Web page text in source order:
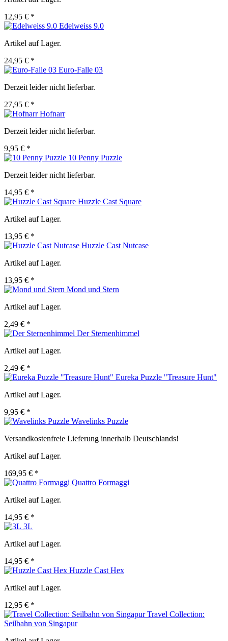
12,95 € *
Edelweiss 9.0
Artikel auf Lager.
24,95 € *
Euro-Falle 03
Derzeit leider nicht lieferbar.
27,95 € *
Hofnarr
Derzeit leider nicht lieferbar.
9,95 € *
10 Penny Puzzle
Derzeit leider nicht lieferbar.
14,95 € *
Huzzle Cast Square
Artikel auf Lager.
13,95 € *
Huzzle Cast Nutcase
Artikel auf Lager.
13,95 € *
Mond und Stern
Artikel auf Lager.
2,49 € *
Der Sternenhimmel
Artikel auf Lager.
2,49 € *
Eureka Puzzle "Treasure Hunt"
Artikel auf Lager.
9,95 € *
Wavelinks Puzzle
Versandkostenfreie Lieferung innerhalb Deutschlands!
Artikel auf Lager.
169,95 € *
Quattro Formaggi
Artikel auf Lager.
14,95 € *
3L
Artikel auf Lager.
14,95 € *
Huzzle Cast Hex
Artikel auf Lager.
12,95 € *
Travel Collection:
Seilbahn von Singapur